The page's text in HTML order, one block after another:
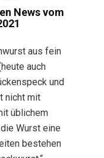
News vom
aus fein
auch
und
nicht mit
üblichem
Wurst eine
bestehen